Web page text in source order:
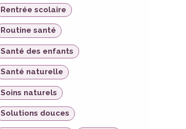
Rentrée scolaire
Routine santé
Santé des enfants
Santé naturelle
Soins naturels
Solutions douces